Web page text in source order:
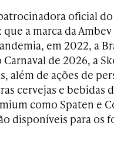
oficial do
que a marca da
em 2022, a
Carnaval de 2026, a
além de ações de
cervejas e bebidas
como Spaten e
disponíveis para os